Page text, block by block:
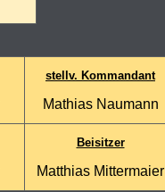
stellv. Kommandant
Mathias Naumann
Beisitzer
Matthias Mittermaier